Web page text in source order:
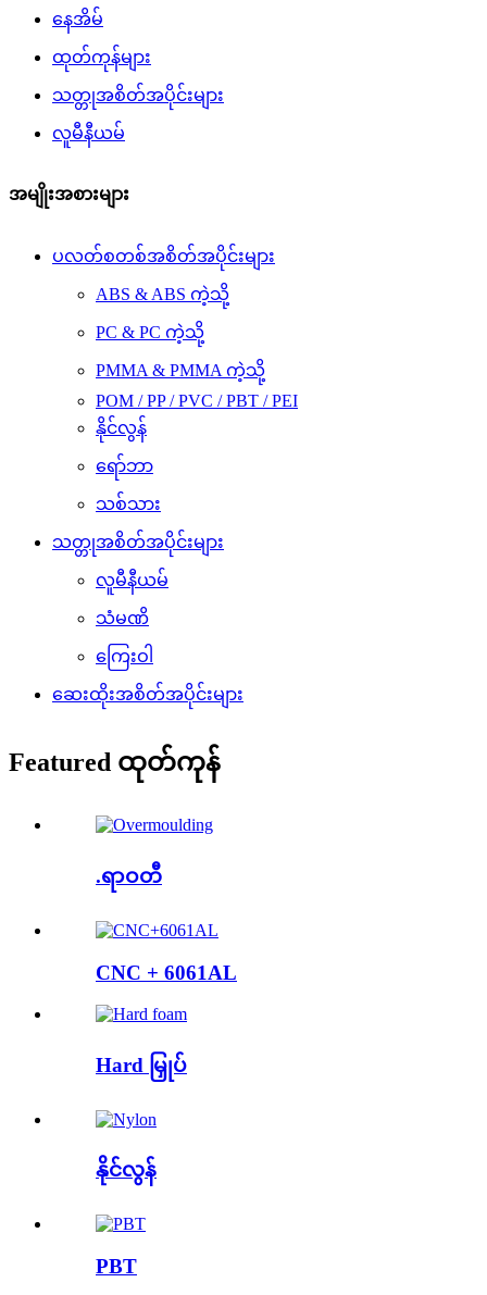
နေအိမ်
ထုတ်ကုန်များ
သတ္တုအစိတ်အပိုင်းများ
လူမီနီယမ်
အမျိုးအစားများ
ပလတ်စတစ်အစိတ်အပိုင်းများ
ABS & ABS ကဲ့သို့
PC & PC ကဲ့သို့
PMMA & PMMA ကဲ့သို့
POM / PP / PVC / PBT / PEI
နိုင်လွန်
ရော်ဘာ
သစ်သား
သတ္တုအစိတ်အပိုင်းများ
လူမီနီယမ်
သံမဏိ
ကြေးဝါ
ဆေးထိုးအစိတ်အပိုင်းများ
Featured ထုတ်ကုန်
.ရာဝတီ
CNC + 6061AL
Hard မြှုပ်
နိုင်လွန်
PBT